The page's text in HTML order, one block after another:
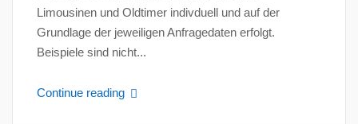
Limousinen und Oldtimer indivduell und auf der
Grundlage der jeweiligen Anfragedaten erfolgt.
Beispiele sind nicht...
Continue reading